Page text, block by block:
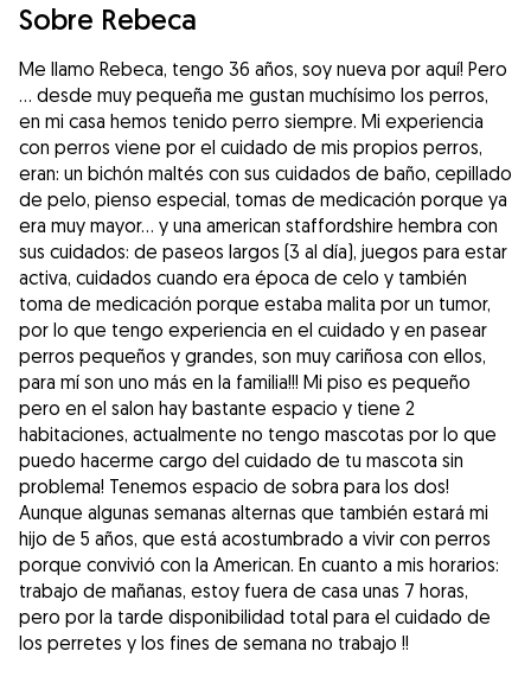
Sobre Rebeca
Me llamo Rebeca, tengo 36 años, soy nueva por aquí! Pero
… desde muy pequeña me gustan muchísimo los perros,
en mi casa hemos tenido perro siempre. Mi experiencia
con perros viene por el cuidado de mis propios perros,
eran: un bichón maltés con sus cuidados de baño, cepillado
de pelo, pienso especial, tomas de medicación porque ya
era muy mayor… y una american staffordshire hembra con
sus cuidados: de paseos largos (3 al día), juegos para estar
activa, cuidados cuando era época de celo y también
toma de medicación porque estaba malita por un tumor,
por lo que tengo experiencia en el cuidado y en pasear
perros pequeños y grandes, son muy cariñosa con ellos,
para mí son uno más en la familia!!! Mi piso es pequeño
pero en el salon hay bastante espacio y tiene 2
habitaciones, actualmente no tengo mascotas por lo que
puedo hacerme cargo del cuidado de tu mascota sin
problema! Tenemos espacio de sobra para los dos!
Aunque algunas semanas alternas que también estará mi
hijo de 5 años, que está acostumbrado a vivir con perros
porque convivió con la American. En cuanto a mis horarios:
trabajo de mañanas, estoy fuera de casa unas 7 horas,
pero por la tarde disponibilidad total para el cuidado de
los perretes y los fines de semana no trabajo !!